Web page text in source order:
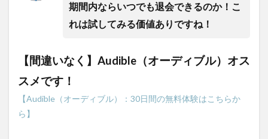
期間内ならいつでも退会できるのか！こ
れは試してみる価値ありですね！
【間違いなく】Audible（オーディブル）オス
スメです！
【Audible（オーディブル）：30日間の無料体験はこちらか
ら】